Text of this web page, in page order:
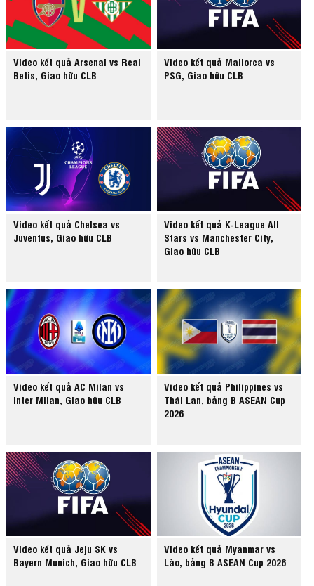
Video kết quả Arsenal vs Real
Betis, Giao hữu CLB
Video kết quả Mallorca vs
PSG, Giao hữu CLB
Video kết quả Chelsea vs
Juventus, Giao hữu CLB
Video kết quả K-League All
Stars vs Manchester City,
Giao hữu CLB
Video kết quả AC Milan vs
Inter Milan, Giao hữu CLB
Video kết quả Philippines vs
Thái Lan, bảng B ASEAN Cup
2026
Video kết quả Jeju SK vs
Bayern Munich, Giao hữu CLB
Video kết quả Myanmar vs
Lào, bảng B ASEAN Cup 2026